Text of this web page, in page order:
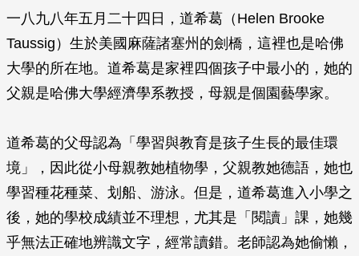
一八九八年五月二十四日，道希葛（Helen Brooke
Taussig）生於美國麻薩諸塞州的劍橋，這裡也是哈佛
大學的所在地。道希葛是家裡四個孩子中最小的，她的
父親是哈佛大學經濟學系教授，母親是個園藝學家。
道希葛的父母認為「學習與教育是孩子生長的最佳環
境」，因此從小母親教她植物學，父親教她德語，她也
學習種花種菜、划船、游泳。但是，道希葛進入小學之
後，她的學校成績並不理想，尤其是「閱讀」課，她幾
乎無法正確地辨識文字，經常讀錯。老師認為她偷懶，